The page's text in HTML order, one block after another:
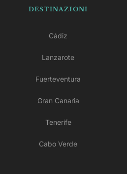
DESTINAZIONI
Cádiz
Lanzarote
Fuerteventura
Gran Canaria
Tenerife
Cabo Verde